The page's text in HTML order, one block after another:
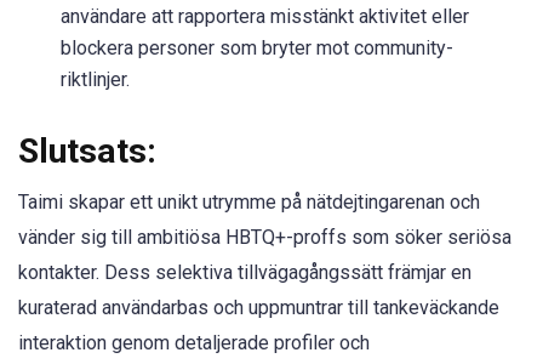
användare att rapportera misstänkt aktivitet eller
blockera personer som bryter mot community-
riktlinjer.
Slutsats:
Taimi skapar ett unikt utrymme på nätdejtingarenan och
vänder sig till ambitiösa HBTQ+-proffs som söker seriösa
kontakter. Dess selektiva tillvägagångssätt främjar en
kuraterad användarbas och uppmuntrar till tankeväckande
interaktion genom detaljerade profiler och